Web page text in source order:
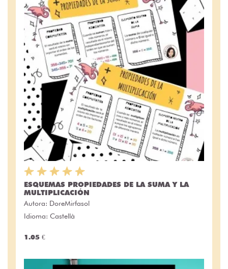
ESQUEMAS PROPIEDADES DE LA SUMA Y LA
MULTIPLICACIÓN
Autora: DoreMirfasol
Idioma: Castellà
1.05 €